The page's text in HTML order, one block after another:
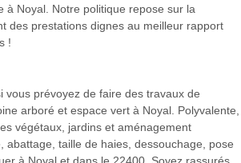
à Noyal. Notre politique repose sur la
des prestations dignes au meilleur rapport
!
prévoyez de faire des travaux de
arboré et espace vert à Noyal. Polyvalente,
végétaux, jardins et aménagement
taille de haies, dessouchage, pose